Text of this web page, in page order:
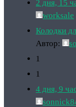
2 дня, 15
worksale
Колодки
Автор:
1
1
4 дня, 9